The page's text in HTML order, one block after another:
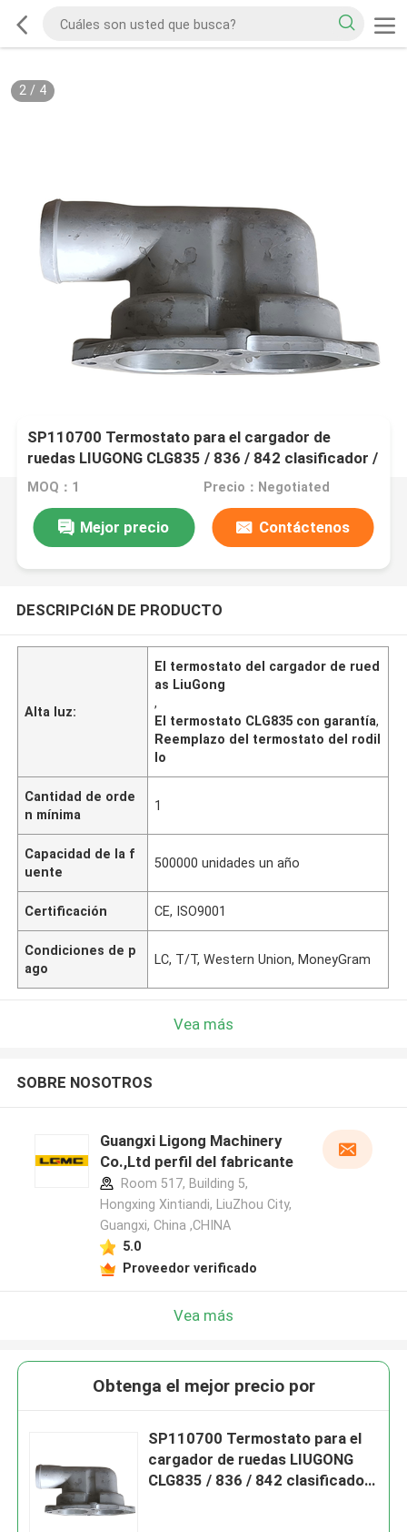
2/ 4
SP110700 Termostato para el cargador de
ruedas LIUGONG CLG835 / 836 / 842 clasificador /
rodillo CLG418 / 4180D / 612 / 614
MOQ：1 Precio：Negotiated
Mejor precio Contáctenos
DESCRIPCIóN DE PRODUCTO
Alta luz:
El termostato del cargador de rued
as LiuGong
,
El termostato CLG835 con garantía,
Reemplazo del termostato del rodil
lo
Cantidad de orde
n mínima
1
Capacidad de la f
uente
500000 unidades un año
Certificación CE, ISO9001
Condiciones de p
ago
LC, T/T, Western Union, MoneyGram
Vea más
SOBRE NOSOTROS
Guangxi Ligong Machinery
Co.,Ltd perfil del fabricante
Room 517, Building 5,
Hongxing Xintiandi, LiuZhou City,
Guangxi, China ,CHINA
5.0
Proveedor verificado
Vea más
Obtenga el mejor precio por
SP110700 Termostato para el
cargador de ruedas LIUGONG
CLG835 / 836 / 842 clasificador